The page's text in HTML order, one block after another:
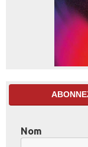
Nom